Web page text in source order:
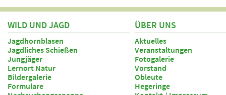
WILD UND JAGD
Jagdhornblasen
Jagdliches Schießen
Jungjäger
Lernort Natur
Bildergalerie
Formulare
ÜBER UNS
Aktuelles
Veranstaltungen
Fotogalerie
Vorstand
Obleute
Hegeringe